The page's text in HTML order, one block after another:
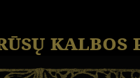
kalbos